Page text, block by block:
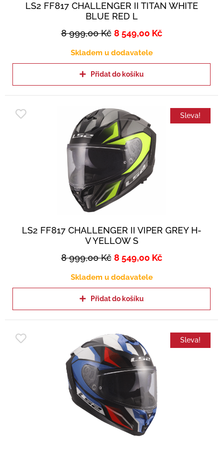
LS2 FF817 CHALLENGER II TITAN WHITE
BLUE RED L
8 999,00Kč 8 549,00 Kč
Skladem u dodavatele
Přidat do košíku
Sleva!
LS2 FF817 CHALLENGER II VIPER GREY H-
V YELLOW S
8 999,00Kč 8 549,00 Kč
Skladem u dodavatele
Přidat do košíku
Sleva!